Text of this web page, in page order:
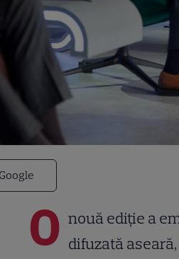
O nouă ediție a
difuzată aseară,